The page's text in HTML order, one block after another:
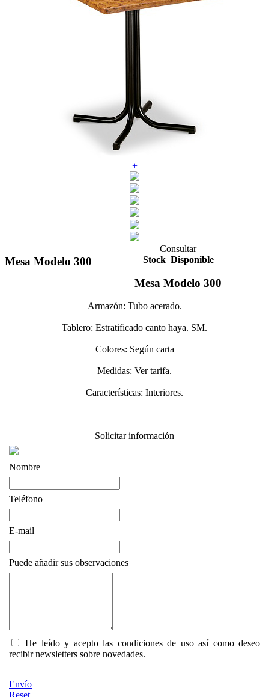
+
Mesa Modelo 300
Consultar
Stock Disponible
Mesa Modelo 300
Armazón: Tubo acerado.
Tablero: Estratificado canto haya. SM.
Colores: Según carta
Medidas: Ver tarifa.
Características: Interiores.
Solicitar información
Nombre
Teléfono
E-mail
Puede añadir sus observaciones
He leído y acepto las condiciones de uso así como deseo
recibir newsletters sobre novedades.
Envío